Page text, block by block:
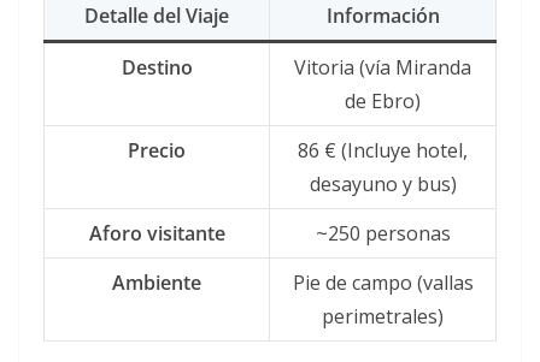
Detalle del Viaje
Información
Destino
Vitoria (vía Miranda
de Ebro)
Precio
86 € (Incluye hotel,
desayuno y bus)
Aforo visitante
~250 personas
Ambiente
Pie de campo (vallas
perimetrales)